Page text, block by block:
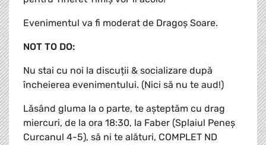
Evenimentul va fi moderat de Dragoș Soare.
NOT TO DO:
Nu stai cu noi la discuții & socializare după
încheierea evenimentului. (Nici să nu te aud!)
Lăsând gluma la o parte, te așteptăm cu drag
miercuri, de la ora 18:30, la Faber (Splaiul Peneș
Curcanul 4-5), să ni te alături, COMPLET ND